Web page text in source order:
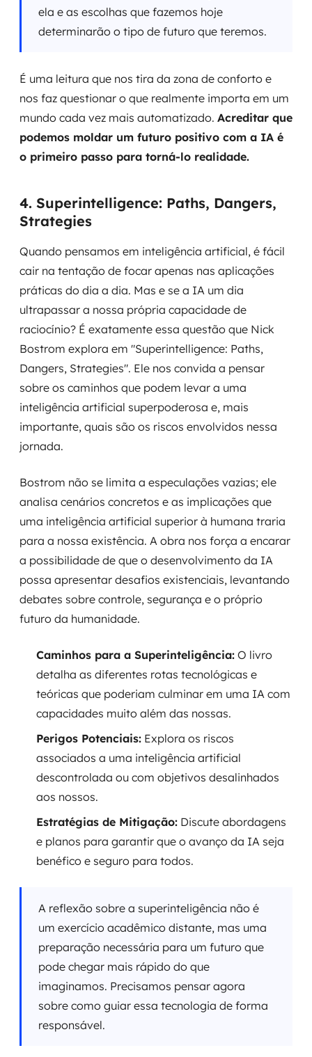
ela e as escolhas que fazemos hoje
determinarão o tipo de futuro que teremos.
É uma leitura que nos tira da zona de conforto e
nos faz questionar o que realmente importa em um
mundo cada vez mais automatizado. Acreditar que
podemos moldar um futuro positivo com a IA é
o primeiro passo para torná-lo realidade.
4. Superintelligence: Paths, Dangers,
Strategies
Quando pensamos em inteligência artificial, é fácil
cair na tentação de focar apenas nas aplicações
práticas do dia a dia. Mas e se a IA um dia
ultrapassar a nossa própria capacidade de
raciocínio? É exatamente essa questão que Nick
Bostrom explora em "Superintelligence: Paths,
Dangers, Strategies". Ele nos convida a pensar
sobre os caminhos que podem levar a uma
inteligência artificial superpoderosa e, mais
importante, quais são os riscos envolvidos nessa
jornada.
Bostrom não se limita a especulações vazias; ele
analisa cenários concretos e as implicações que
uma inteligência artificial superior à humana traria
para a nossa existência. A obra nos força a encarar
a possibilidade de que o desenvolvimento da IA
possa apresentar desafios existenciais, levantando
debates sobre controle, segurança e o próprio
futuro da humanidade.
Caminhos para a Superinteligência: O livro
detalha as diferentes rotas tecnológicas e
teóricas que poderiam culminar em uma IA com
capacidades muito além das nossas.
Perigos Potenciais: Explora os riscos
associados a uma inteligência artificial
descontrolada ou com objetivos desalinhados
aos nossos.
Estratégias de Mitigação: Discute abordagens
e planos para garantir que o avanço da IA seja
benéfico e seguro para todos.
A reflexão sobre a superinteligência não é
um exercício acadêmico distante, mas uma
preparação necessária para um futuro que
pode chegar mais rápido do que
imaginamos. Precisamos pensar agora
sobre como guiar essa tecnologia de forma
responsável.